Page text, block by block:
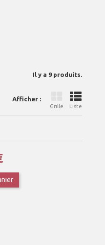
Il y a 9 produits.
Afficher :
Grille Liste